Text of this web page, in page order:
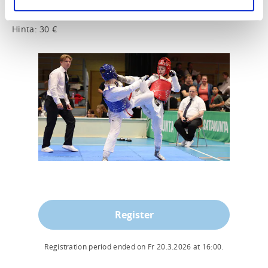
Hinta: 30 €
Register
Registration period ended on Fr 20.3.2026 at 16:00.